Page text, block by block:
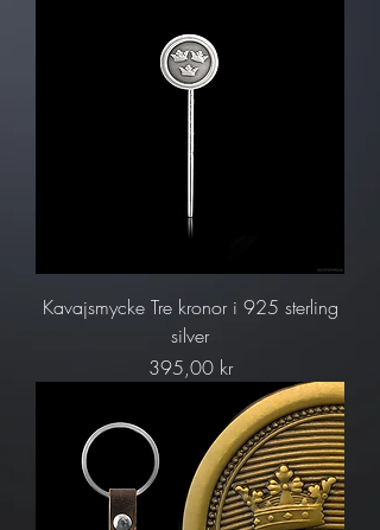
Kavajsmycke Tre kronor i 925 sterling
silver
Pris
395,00 kr